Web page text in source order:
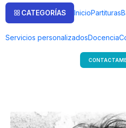
CATEGORÍAS InicioPartituras
Servicios personalizadosDocencia
Bienvenido a
Si estás en Argentina, consulta